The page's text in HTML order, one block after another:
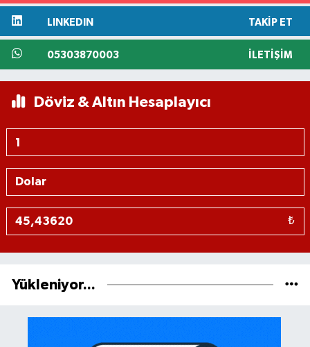
LINKEDIN TAKIP ET
05303870003 İLETIŞIM
Döviz & Altın Hesaplayıcı
₺
Yükleniyor...